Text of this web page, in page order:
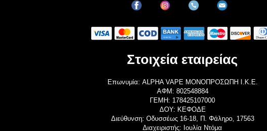
Στοιχεία εταιρείας
Επωνυμία: ALPHA VAPE ΜΟΝΟΠΡΟΣΩΠΗ Ι.Κ.Ε.
ΑΦΜ: 802548884
ΓΕΜΗ: 178425107000
ΔΟΥ: ΚΕΦΟΔΕ
Διεύθυνση: Οδυσσέως 16-18, Π. Φάληρο, 17563
Διαχειριστής: Ιουλία Ντόμα